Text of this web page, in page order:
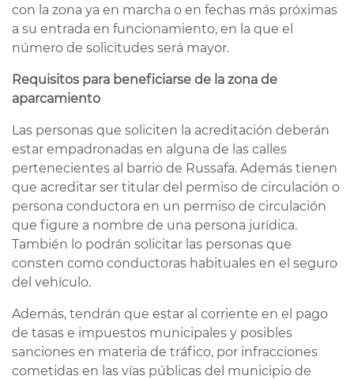
con la zona ya en marcha o en fechas más próximas
a su entrada en funcionamiento, en la que el
número de solicitudes será mayor.
Requisitos para beneficiarse de la zona de
aparcamiento
Las personas que soliciten la acreditación deberán
estar empadronadas en alguna de las calles
pertenecientes al barrio de Russafa. Además tienen
que acreditar ser titular del permiso de circulación o
persona conductora en un permiso de circulación
que figure a nombre de una persona jurídica.
También lo podrán solicitar las personas que
consten como conductoras habituales en el seguro
del vehículo.
Además, tendrán que estar al corriente en el pago
de tasas e impuestos municipales y posibles
sanciones en materia de tráfico, por infracciones
cometidas en las vías públicas del municipio de